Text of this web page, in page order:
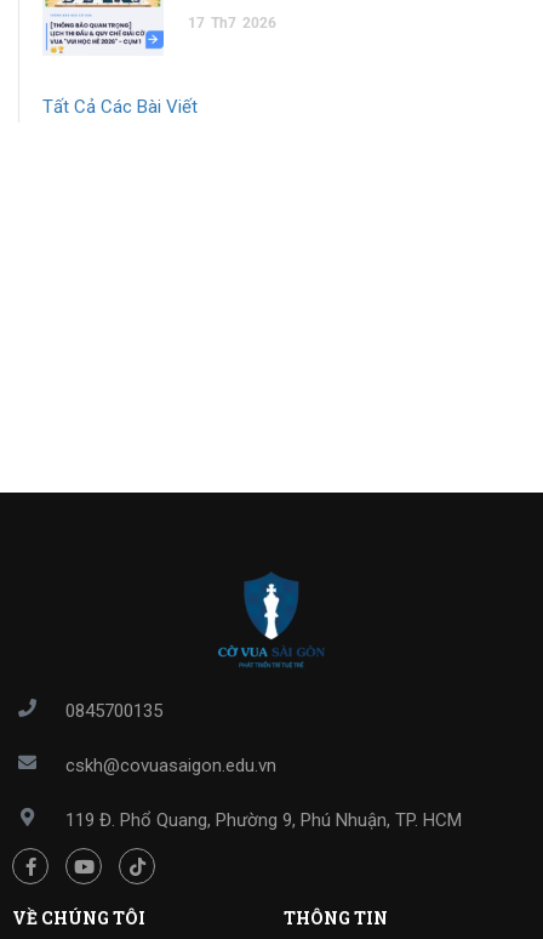
17 Th7 2026
Tất Cả Các Bài Viết
0845700135
cskh@covuasaigon.edu.vn
119 Đ. Phổ Quang, Phường 9, Phú Nhuận, TP. HCM
VỀ CHÚNG TÔI THÔNG TIN